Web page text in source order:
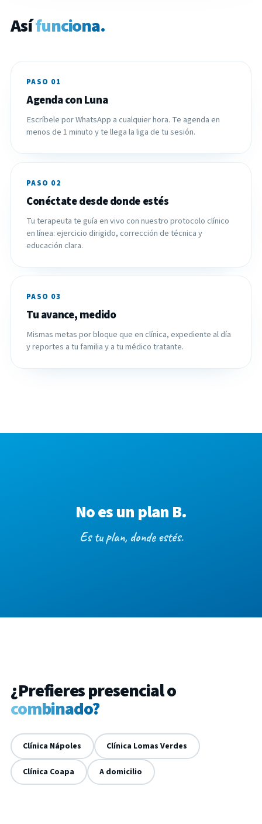
Asífunciona.
PASO 01
Agenda con Luna
Escríbele por WhatsApp a cualquier hora. Te agenda en
menos de 1 minuto y te llega la liga de tu sesión.
PASO 02
Conéctate desde donde estés
Tu terapeuta te guía en vivo con nuestro protocolo clínico
en línea: ejercicio dirigido, corrección de técnica y
educación clara.
PASO 03
Tu avance, medido
Mismas metas por bloque que en clínica, expediente al día
y reportes a tu familia y a tu médico tratante.
No es un plan B.
Es tu plan, donde estés.
¿Prefieres presencial o
combinado?
Clínica Nápoles Clínica Lomas Verdes
Clínica Coapa A domicilio